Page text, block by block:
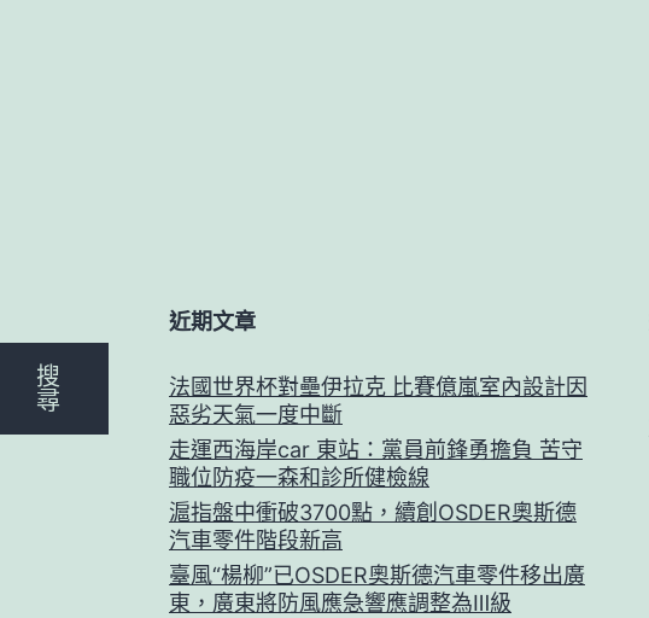
搜
尋
近期文章
法國世界杯對壘伊拉克 比賽億嵐室內設計因
惡劣天氣一度中斷
走運西海岸car 東站：黨員前鋒勇擔負 苦守
職位防疫一森和診所健檢線
滬指盤中衝破3700點，續創OSDER奧斯德
汽車零件階段新高
臺風“楊柳”已OSDER奧斯德汽車零件移出廣
東，廣東將防風應急響應調整為Ⅲ級